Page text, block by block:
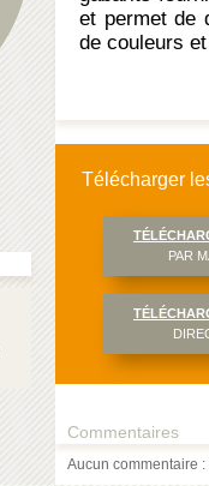
et permet de
de couleurs
Télécharger
PAR
Commentaires
Aucun commentaire